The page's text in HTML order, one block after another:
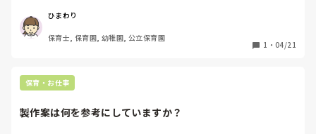
ひまわり
保育士, 保育園, 幼稚園, 公立保育園
1 ・ 04/21
保育・お仕事
製作案は何を参考にしていますか？